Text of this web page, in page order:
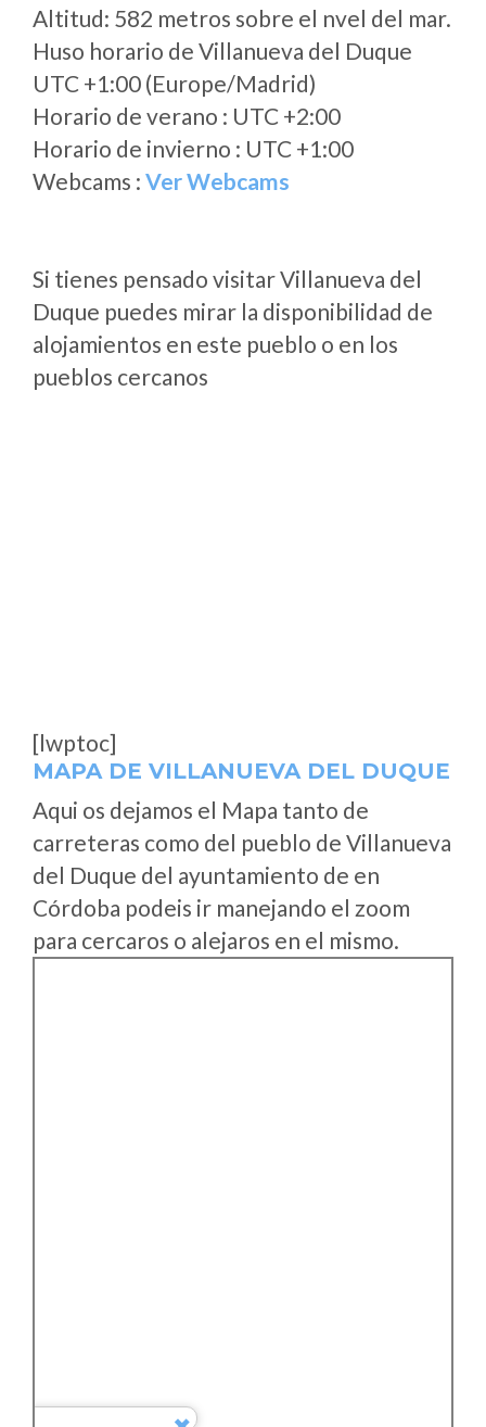
Altitud: 582 metros sobre el nvel del mar.
Huso horario de Villanueva del Duque
UTC +1:00 (Europe/Madrid)
Horario de verano : UTC +2:00
Horario de invierno : UTC +1:00
Webcams : Ver Webcams
Si tienes pensado visitar Villanueva del
Duque puedes mirar la disponibilidad de
alojamientos en este pueblo o en los
pueblos cercanos
[lwptoc]
MAPA DE VILLANUEVA DEL DUQUE
Aqui os dejamos el Mapa tanto de
carreteras como del pueblo de Villanueva
del Duque del ayuntamiento de en
Córdoba podeis ir manejando el zoom
para cercaros o alejaros en el mismo.